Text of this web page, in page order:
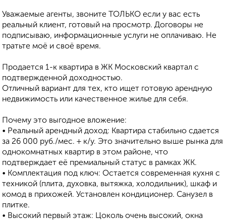
Уважаемые агенты, звоните ТОЛЬКО если у вас есть
реальный клиент, готовый на просмотр. Договоры не
подписываю, информационные услуги не оплачиваю. Не
тратьте моё и своё время.
Продается 1-к квартира в ЖК Московский квартал с
подтвержденной доходностью.
Отличный вариант для тех, кто ищет готовую арендную
недвижимость или качественное жилье для себя.
Почему это выгодное вложение:
• Реальный арендный доход: Квартира стабильно сдается
за 26 000 руб./мес. + к/у. Это значительно выше рынка для
однокомнатных квартир в этом районе, что
подтверждает её премиальный статус в рамках ЖК.
• Комплектация под ключ: Остается современная кухня с
техникой (плита, духовка, вытяжка, холодильник), шкаф и
комод в прихожей. Установлен кондиционер. Санузел в
плитке.
• Высокий первый этаж: Цоколь очень высокий, окна